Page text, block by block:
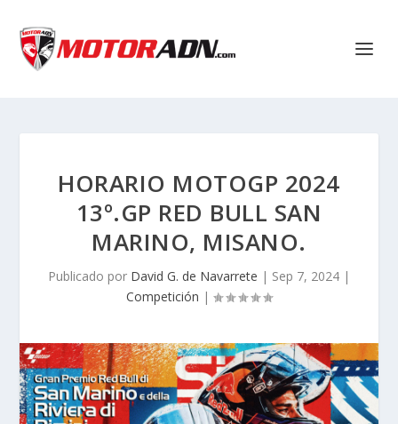
HORARIO MOTOGP 2024
13º.GP RED BULL SAN
MARINO, MISANO.
Publicado por David G. de Navarrete | Sep 7, 2024 |
Competición |